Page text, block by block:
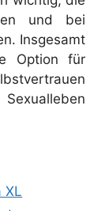
und bei
Insgesamt
Option für
XL